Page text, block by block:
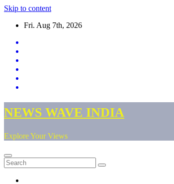
Skip to content
Fri. Aug 7th, 2026
NEWS WAVE INDIA
Explore Your Views